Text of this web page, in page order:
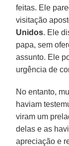
feitas. Ele
visitação
Unidos. Ele
papa, sem
assunto. Ele
urgência de
No entanto,
haviam
viram um
delas e as
apreciação e